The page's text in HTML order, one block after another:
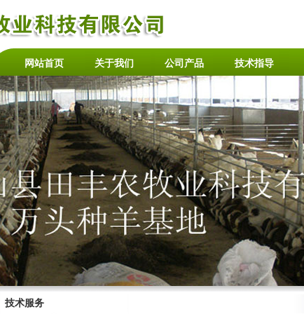
网站首页 关于我们 公司产品 技术指导
技术服务